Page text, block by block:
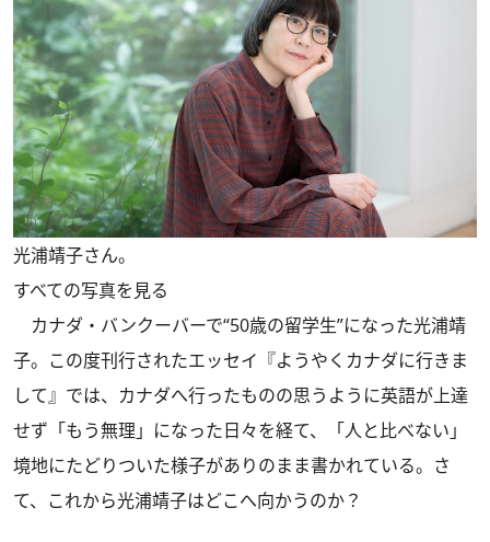
光浦靖子さん。
すべての写真を見る
カナダ・バンクーバーで“50歳の留学生”になった光浦靖
子。この度刊行されたエッセイ 『ようやくカナダに行きま
して』 では、カナダへ行ったものの思うように英語が上達
せず「もう無理」になった日々を経て、「人と比べない」
境地にたどりついた様子がありのまま書かれている。さ
て、これから光浦靖子はどこへ向かうのか？